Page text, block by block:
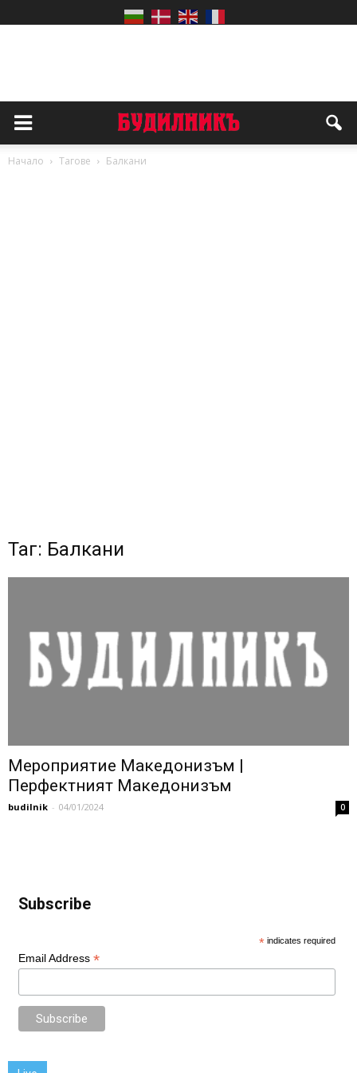
Начало Тагове Балкани
Таг: Балкани
Мероприятие Македонизъм |
Перфектният Македонизъм
budilnik - 04/01/2024 0
Subscribe
* indicates required
Email Address *